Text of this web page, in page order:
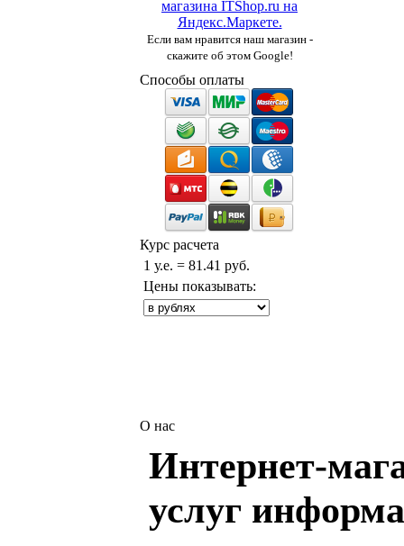
Если вам нравится наш магазин -
скажите об этом Google!
Способы оплаты
Курс расчета
1 у.е. = 81.41 руб.
Цены показывать:
О нас
Интернет-
услуг